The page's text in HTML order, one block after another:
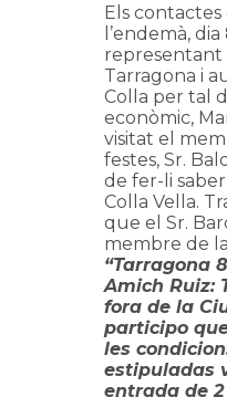
Els contactes
l’endemà,
representant
Tarragona i
Colla per tal
econòmic,
visitat el
festes, Sr.
de fer-li
Colla Vella.
que el Sr.
membre de
“Tarragona
Amich Ruiz:
fora de la
participo
les
estipuladas
entrada de